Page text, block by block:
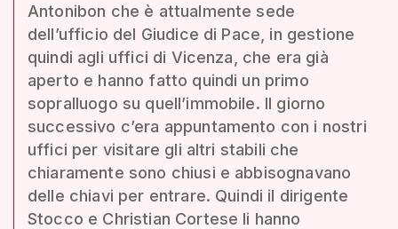
Antonibon che è attualmente sede
dell’ufficio del Giudice di Pace, in gestione
quindi agli uffici di Vicenza, che era già
aperto e hanno fatto quindi un primo
sopralluogo su quell’immobile. Il giorno
successivo c’era appuntamento con i nostri
uffici per visitare gli altri stabili che
chiaramente sono chiusi e abbisognavano
delle chiavi per entrare. Quindi il dirigente
Stocco e Christian Cortese li hanno